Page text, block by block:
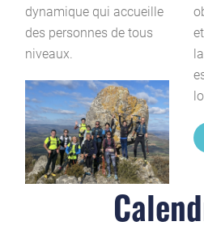
dynamique qui accueille
des personnes de tous
niveaux.